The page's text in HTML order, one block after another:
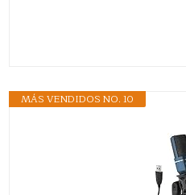
MÁS VENDIDOS NO. 10